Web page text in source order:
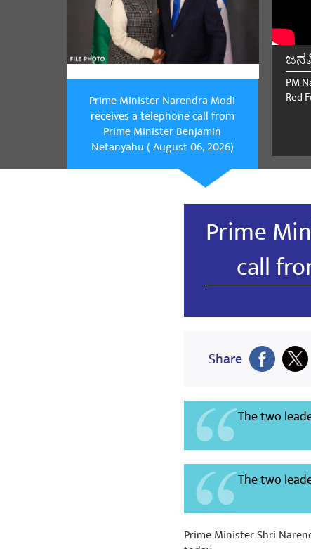
Jitender
Prime Minister Narendra Modi
receives a telephone call from
Prime Minister Benjamin
Netanyahu ( August 06, 2026)
PM
Red
Prime
call
Share
The two
The two
Prime Minister Shri